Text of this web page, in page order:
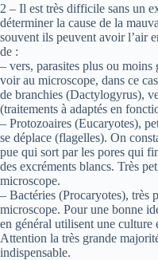
2 – Il est très difficile sans un
déterminer la cause de la
souvent ils peuvent avoir l’air
de :
– vers, parasites plus ou
voir au microscope, dans ce
de branchies (Dactylogyrus),
(traitements à adaptés en
– Protozoaires (Eucaryotes),
se déplace (flagelles). On
pue qui sort par les pores qui
des excréments blancs. Très
microscope.
– Bactéries (Procaryotes), très
microscope. Pour une bonne
en général utilisent une
Attention la très grande
indispensable.